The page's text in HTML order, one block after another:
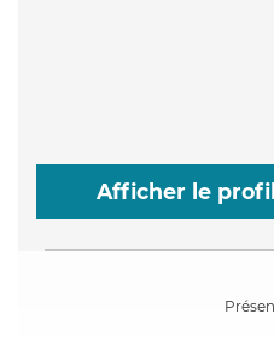
Afficher le profil